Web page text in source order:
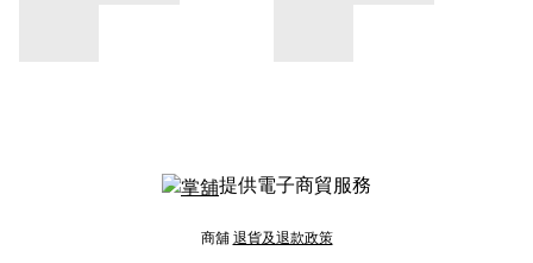
提供電子商貿服務
商舖 退貨及退款政策